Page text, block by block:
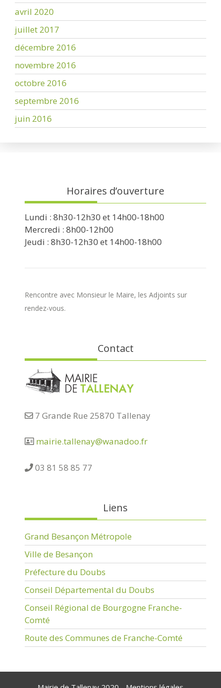
avril 2020
juillet 2017
décembre 2016
novembre 2016
octobre 2016
septembre 2016
juin 2016
Horaires d’ouverture
Lundi : 8h30-12h30 et 14h00-18h00
Mercredi : 8h00-12h00
Jeudi : 8h30-12h30 et 14h00-18h00
Rencontre avec Monsieur le Maire, les Adjoints sur
rendez-vous.
Contact
7 Grande Rue 25870 Tallenay
mairie.tallenay@wanadoo.fr
03 81 58 85 77
Liens
Grand Besançon Métropole
Ville de Besançon
Préfecture du Doubs
Conseil Départemental du Doubs
Conseil Régional de Bourgogne Franche-
Comté
Route des Communes de Franche-Comté